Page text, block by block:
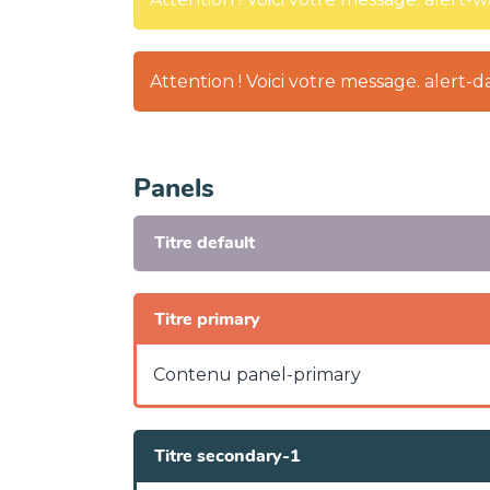
Attention ! Voici votre message. alert-
Panels
Titre default
Titre primary
Contenu panel-primary
Titre secondary-1